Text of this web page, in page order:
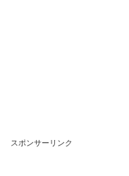
スポンサーリンク